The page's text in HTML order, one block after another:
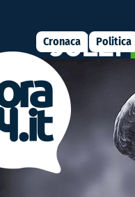
Cronaca Politica